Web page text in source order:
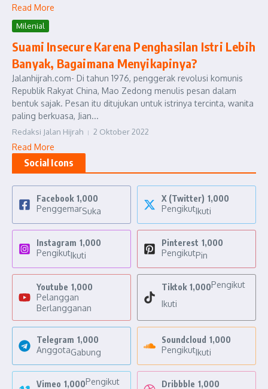
Read More
Milenial
Suami Insecure Karena Penghasilan Istri Lebih
Banyak, Bagaimana Menyikapinya?
Jalanhijrah.com- Di tahun 1976, penggerak revolusi komunis
Republik Rakyat China, Mao Zedong menulis pesan dalam
bentuk sajak. Pesan itu ditujukan untuk istrinya tercinta, wanita
paling berkuasa, Jian...
Redaksi Jalan Hijrah 2 Oktober 2022
Read More
Social Icons
Facebook 1,000
PenggemarSuka
X (Twitter) 1,000
PengikutIkuti
Instagram 1,000
PengikutIkuti
Pinterest 1,000
PengikutPin
Youtube 1,000
Pelanggan
Berlangganan
Tiktok 1,000Pengikut
Ikuti
Telegram 1,000
AnggotaGabung
Soundcloud 1,000
PengikutIkuti
Vimeo 1,000Pengikut
Dribbble 1,000